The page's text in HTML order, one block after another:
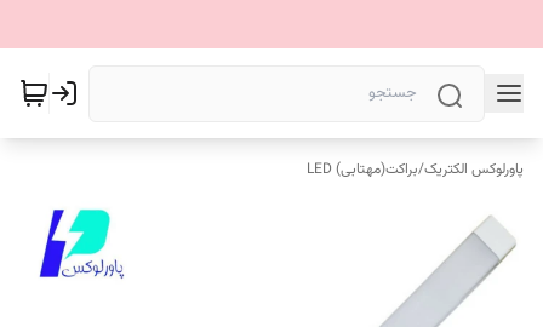
پاورلوکس الکتریک/براکت(مهتابی) LED